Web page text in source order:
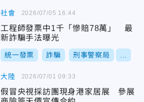
社會
工程師發票中1千「慘賠78萬」 最
新詐騙手法曝光
統一發票 詐騙 刑事警察局
2026/07/05 16:44
大陸
假冒央視採訪團現身港家居展 參展
2026/07/01 09:33